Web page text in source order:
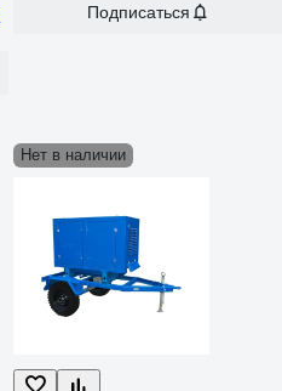
Подписаться
Нет в наличии